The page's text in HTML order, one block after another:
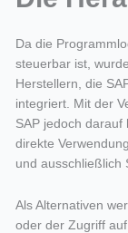
Da die
steuerbar ist,
Herstellern, die
integriert. Mit der
SAP jedoch darauf
direkte
und ausschließlich
Als Alternativen
oder der Zugriff